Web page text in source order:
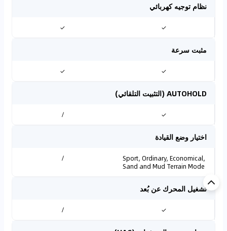
نظام توجيه كهربائي
✓
✓
مثبت سرعة
✓
✓
AUTOHOLD (التثبيت التلقائي)
✓
/
اختيار وضع القيادة
Sport, Ordinary, Economical,
Sand and Mud Terrain Mode
/
تشغيل المحرك عن بُعد
✓
/